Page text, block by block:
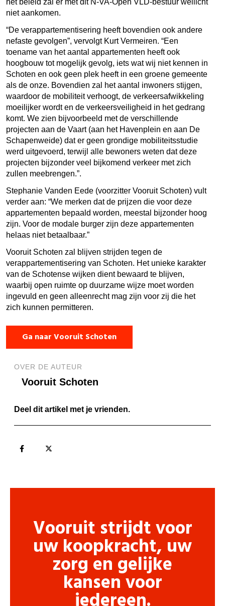
niet aankomen.
“De verappartementisering heeft bovendien ook andere
nefaste gevolgen”, vervolgt Kurt Vermeiren. “Een
toename van het aantal appartementen heeft ook
hoogbouw tot mogelijk gevolg, iets wat wij niet kennen in
Schoten en ook geen plek heeft in een groene gemeente
als de onze. Bovendien zal het aantal inwoners stijgen,
waardoor de mobiliteit verhoogt, de verkeersafwikkeling
moeilijker wordt en de verkeersveiligheid in het gedrang
komt. We zien bijvoorbeeld met de verschillende
projecten aan de Vaart (aan het Havenplein en aan De
Schapenweide) dat er geen grondige mobiliteitsstudie
werd uitgevoerd, terwijl alle bewoners weten dat deze
projecten bijzonder veel bijkomend verkeer met zich
zullen meebrengen.”.
Stephanie Vanden Eede (voorzitter Vooruit Schoten) vult
verder aan: “We merken dat de prijzen die voor deze
appartementen bepaald worden, meestal bijzonder hoog
zijn. Voor de modale burger zijn deze appartementen
helaas niet betaalbaar.”
Vooruit Schoten zal blijven strijden tegen de
verappartementisering van Schoten. Het unieke karakter
van de Schotense wijken dient bewaard te blijven,
waarbij open ruimte op duurzame wijze moet worden
ingevuld en geen alleenrecht mag zijn voor zij die het
zich kunnen permitteren.
Ga naar Vooruit Schoten
OVER DE AUTEUR
Vooruit Schoten
Deel dit artikel met je vrienden.
Vooruit strijdt voor
uw koopkracht, uw
zorg en gelijke
kansen voor